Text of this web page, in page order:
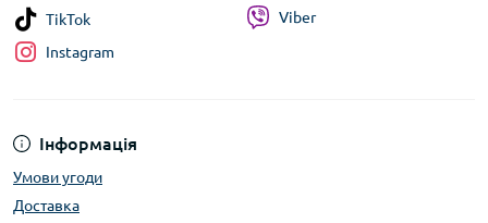
Інформація
Умови угоди
Доставка
TikTok
Instagram
Viber